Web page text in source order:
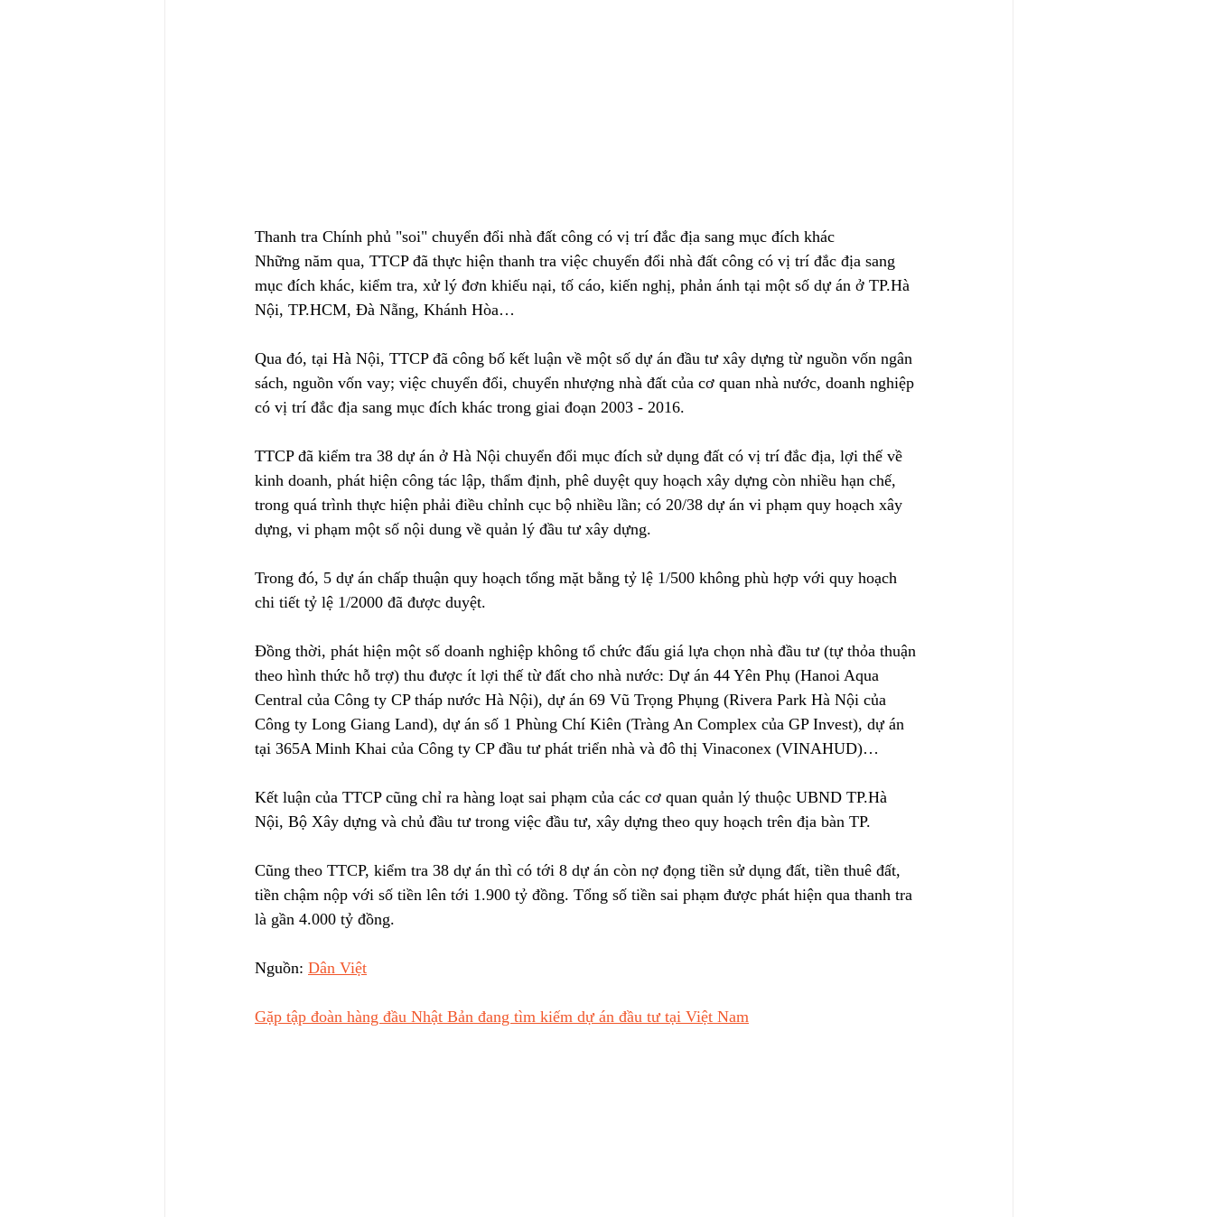
Thanh tra Chính phủ "soi" chuyển đổi nhà đất công có vị trí đắc địa sang mục đích khác
Những năm qua, TTCP đã thực hiện thanh tra việc chuyển đổi nhà đất công có vị trí đắc địa sang
mục đích khác, kiểm tra, xử lý đơn khiếu nại, tố cáo, kiến nghị, phản ánh tại một số dự án ở TP.Hà
Nội, TP.HCM, Đà Nẵng, Khánh Hòa…
Qua đó, tại Hà Nội, TTCP đã công bố kết luận về một số dự án đầu tư xây dựng từ nguồn vốn ngân
sách, nguồn vốn vay; việc chuyển đổi, chuyển nhượng nhà đất của cơ quan nhà nước, doanh nghiệp
có vị trí đắc địa sang mục đích khác trong giai đoạn 2003 - 2016.
TTCP đã kiểm tra 38 dự án ở Hà Nội chuyển đổi mục đích sử dụng đất có vị trí đắc địa, lợi thế về
kinh doanh, phát hiện công tác lập, thẩm định, phê duyệt quy hoạch xây dựng còn nhiều hạn chế,
trong quá trình thực hiện phải điều chỉnh cục bộ nhiều lần; có 20/38 dự án vi phạm quy hoạch xây
dựng, vi phạm một số nội dung về quản lý đầu tư xây dựng.
Trong đó, 5 dự án chấp thuận quy hoạch tổng mặt bằng tỷ lệ 1/500 không phù hợp với quy hoạch
chi tiết tỷ lệ 1/2000 đã được duyệt.
Đồng thời, phát hiện một số doanh nghiệp không tổ chức đấu giá lựa chọn nhà đầu tư (tự thỏa thuận
theo hình thức hỗ trợ) thu được ít lợi thế từ đất cho nhà nước: Dự án 44 Yên Phụ (Hanoi Aqua
Central của Công ty CP tháp nước Hà Nội), dự án 69 Vũ Trọng Phụng (Rivera Park Hà Nội của
Công ty Long Giang Land), dự án số 1 Phùng Chí Kiên (Tràng An Complex của GP Invest), dự án
tại 365A Minh Khai của Công ty CP đầu tư phát triển nhà và đô thị Vinaconex (VINAHUD)…
Kết luận của TTCP cũng chỉ ra hàng loạt sai phạm của các cơ quan quản lý thuộc UBND TP.Hà
Nội, Bộ Xây dựng và chủ đầu tư trong việc đầu tư, xây dựng theo quy hoạch trên địa bàn TP.
Cũng theo TTCP, kiểm tra 38 dự án thì có tới 8 dự án còn nợ đọng tiền sử dụng đất, tiền thuê đất,
tiền chậm nộp với số tiền lên tới 1.900 tỷ đồng. Tổng số tiền sai phạm được phát hiện qua thanh tra
là gần 4.000 tỷ đồng.
Nguồn: Dân Việt
Gặp tập đoàn hàng đầu Nhật Bản đang tìm kiếm dự án đầu tư tại Việt Nam